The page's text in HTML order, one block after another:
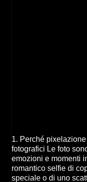
1. Perché
fotografici Le foto
emozioni e momenti
romantico selfie di
speciale o di uno